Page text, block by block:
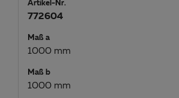
Artikel-Nr.
772604
Maß a
1000 mm
Maß b
1000 mm